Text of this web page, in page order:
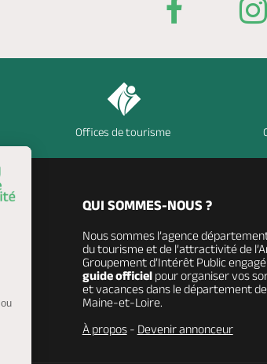
ou
Offices de tourisme
QUI SOMMES-NOUS ?
Nous sommes l’agence
du tourisme et de l’attractivité de
Groupement d’Intérêt Public engagé
guide officielpour organiser vos
et vacances dans le département de
Maine-et-Loire.
À propos- Devenir annonceur